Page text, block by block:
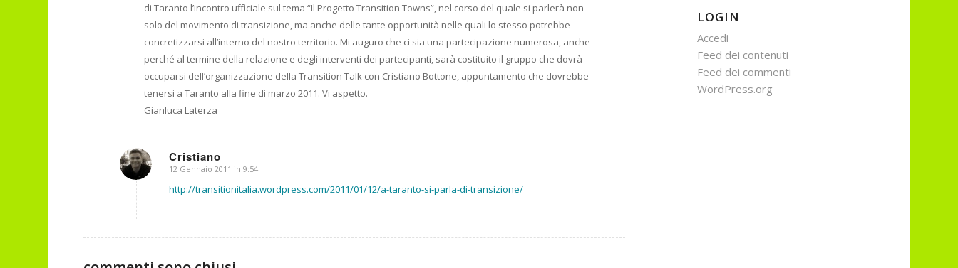
di Taranto l’incontro ufficiale sul tema “Il Progetto Transition Towns”, nel corso del quale si parlerà non
solo del movimento di transizione, ma anche delle tante opportunità nelle quali lo stesso potrebbe
concretizzarsi all’interno del nostro territorio. Mi auguro che ci sia una partecipazione numerosa, anche
perché al termine della relazione e degli interventi dei partecipanti, sarà costituito il gruppo che dovrà
occuparsi dell’organizzazione della Transition Talk con Cristiano Bottone, appuntamento che dovrebbe
tenersi a Taranto alla fine di marzo 2011. Vi aspetto.
Gianluca Laterza
Cristiano
dice:
12 Gennaio 2011 in 9:54
http://transitionitalia.wordpress.com/2011/01/12/a-taranto-si-parla-di-transizione/
LOGIN
Accedi
Feed dei contenuti
Feed dei commenti
WordPress.org